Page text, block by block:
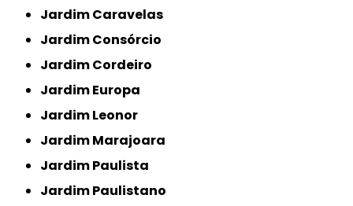
Jardim Caravelas
Jardim Consórcio
Jardim Cordeiro
Jardim Europa
Jardim Leonor
Jardim Marajoara
Jardim Paulista
Jardim Paulistano